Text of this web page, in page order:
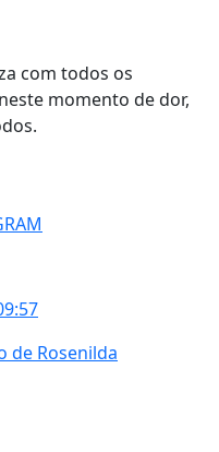
com todos os
momento de dor,
de Rosenilda